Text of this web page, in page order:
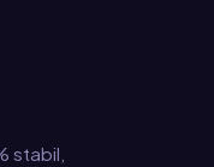
stabil,